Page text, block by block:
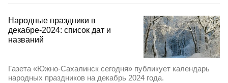
Народные праздники в
декабре-2024: список дат и
названий
Газета «Южно-Сахалинск сегодня» публикует календарь
народных праздников на декабрь 2024 года.